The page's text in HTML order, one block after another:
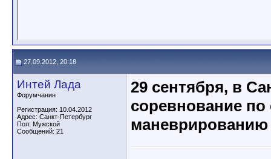
27.09.2012, 20:18
Интей Лада
Форумчанин
Регистрация: 10.04.2012
Адрес: Санкт-Петербург
Пол: Мужской
Сообщений: 21
29 сентября, в
соревнование по
маневрированию